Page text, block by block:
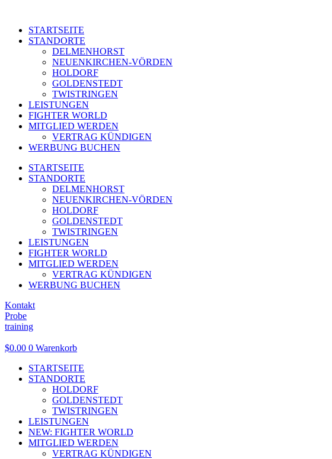
STARTSEITE
STANDORTE
DELMENHORST
NEUENKIRCHEN-VÖRDEN
HOLDORF
GOLDENSTEDT
TWISTRINGEN
LEISTUNGEN
FIGHTER WORLD
MITGLIED WERDEN
VERTRAG KÜNDIGEN
WERBUNG BUCHEN
STARTSEITE
STANDORTE
DELMENHORST
NEUENKIRCHEN-VÖRDEN
HOLDORF
GOLDENSTEDT
TWISTRINGEN
LEISTUNGEN
FIGHTER WORLD
MITGLIED WERDEN
VERTRAG KÜNDIGEN
WERBUNG BUCHEN
Kontakt
Probe
training
$0.00 0 Warenkorb
STARTSEITE
STANDORTE
HOLDORF
GOLDENSTEDT
TWISTRINGEN
LEISTUNGEN
NEW: FIGHTER WORLD
MITGLIED WERDEN
VERTRAG KÜNDIGEN